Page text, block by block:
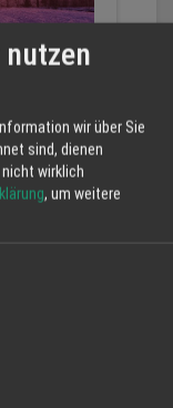
wir über Sie
sind, dienen
wirklich
, um weitere